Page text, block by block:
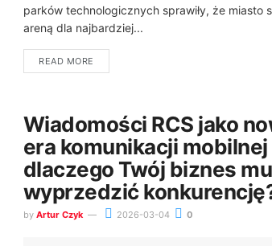
parków technologicznych sprawiły, że miasto
areną dla najbardziej...
READ MORE
Wiadomości RCS jako
era komunikacji mobilnej
dlaczego Twój biznes
wyprzedzić
by Artur Czyk 2026-03-04 0